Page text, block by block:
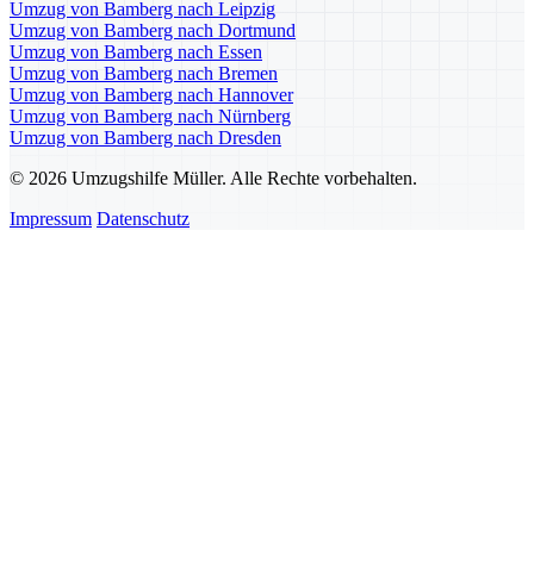
Umzug von Bamberg nach Leipzig
Umzug von Bamberg nach Dortmund
Umzug von Bamberg nach Essen
Umzug von Bamberg nach Bremen
Umzug von Bamberg nach Hannover
Umzug von Bamberg nach Nürnberg
Umzug von Bamberg nach Dresden
© 2026 Umzugshilfe Müller. Alle Rechte vorbehalten.
Impressum Datenschutz